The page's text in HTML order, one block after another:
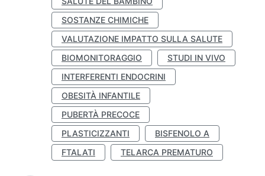
SOSTANZE CHIMICHE
VALUTAZIONE IMPATTO SULLA SALUTE
BIOMONITORAGGIO
STUDI IN VIVO
INTERFERENTI ENDOCRINI
OBESITÀ INFANTILE
PUBERTÀ PRECOCE
PLASTICIZZANTI
BISFENOLO A
FTALATI
TELARCA PREMATURO